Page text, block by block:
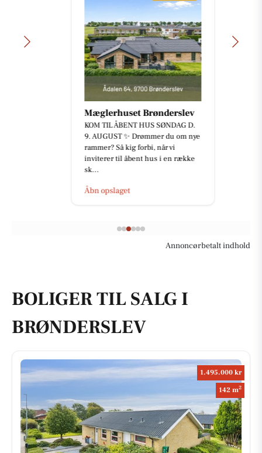
Mæglerhuset Brønderslev
KOM TIL ÅBENT HUS SØNDAG D.
9. AUGUST ✨ Drømmer du om nye
rammer? Så kig forbi, når vi
inviterer til åbent hus i en række
sk...
Åbn opslaget
Annoncørbetalt indhold
BOLIGER TIL SALG I
BRØNDERSLEV
1.495.000 kr
142 m2